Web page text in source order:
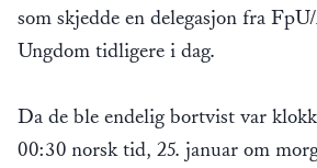
som skjedde en delegasjon fra
Ungdom tidligere i dag.
Da de ble endelig bortvist var
00:30 norsk tid, 25. januar om